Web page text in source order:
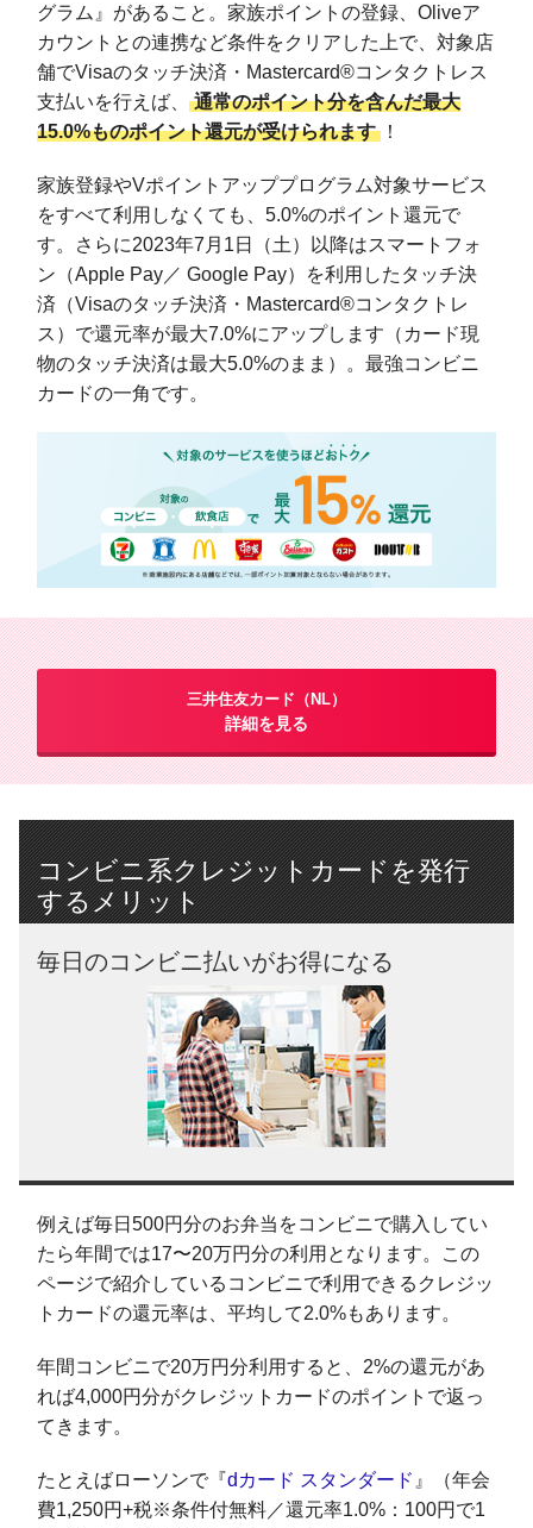
グラム』があること。家族ポイントの登録、Oliveア
カウントとの連携など条件をクリアした上で、対象店
舗でVisaのタッチ決済・Mastercard®コンタクトレス
支払いを行えば、 通常のポイント分を含んだ最大
15.0%ものポイント還元が受けられます
！
家族登録やVポイントアッププログラム対象サービス
をすべて利用しなくても、5.0%のポイント還元で
す。さらに2023年7月1日（土）以降はスマートフォ
ン（Apple Pay／ Google Pay）を利用したタッチ決
済（Visaのタッチ決済・Mastercard®コンタクトレ
ス）で還元率が最大7.0%にアップします（カード現
物のタッチ決済は最大5.0%のまま）。最強コンビニ
カードの一角です。
三井住友カード（NL）
詳細を見る
コンビニ系クレジットカードを発行
するメリット
毎日のコンビニ払いがお得になる
例えば毎日500円分のお弁当をコンビニで購入してい
たら年間では17〜20万円分の利用となります。この
ページで紹介しているコンビニで利用できるクレジッ
トカードの還元率は、平均して2.0%もあります。
年間コンビニで20万円分利用すると、2%の還元があ
れば4,000円分がクレジットカードのポイントで返っ
てきます。
たとえばローソンで『dカード スタンダード 』（年会
費1,250円+税※条件付無料／還元率1.0%：100円で1